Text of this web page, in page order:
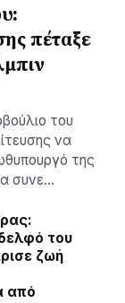
πέταξε
του
να
της
συνε…
του
ζωή
από